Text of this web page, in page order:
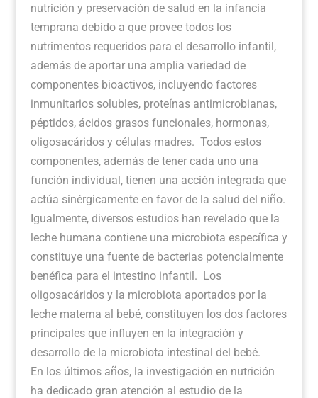
nutrición y preservación de salud en la infancia
temprana debido a que provee todos los
nutrimentos requeridos para el desarrollo infantil,
además de aportar una amplia variedad de
componentes bioactivos, incluyendo factores
inmunitarios solubles, proteínas antimicrobianas,
péptidos, ácidos grasos funcionales, hormonas,
oligosacáridos y células madres. Todos estos
componentes, además de tener cada uno una
función individual, tienen una acción integrada que
actúa sinérgicamente en favor de la salud del niño.
Igualmente, diversos estudios han revelado que la
leche humana contiene una microbiota específica y
constituye una fuente de bacterias potencialmente
benéfica para el intestino infantil. Los
oligosacáridos y la microbiota aportados por la
leche materna al bebé, constituyen los dos factores
principales que influyen en la integración y
desarrollo de la microbiota intestinal del bebé.
En los últimos años, la investigación en nutrición
ha dedicado gran atención al estudio de la